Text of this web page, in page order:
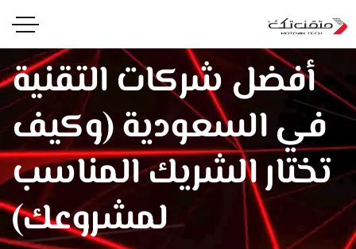
أفضل شركات التقنية
في السعودية (وكيف
تختار الشريك المناسب
لمشروعك)